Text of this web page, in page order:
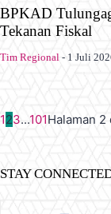
BPKAD
Tekanan Fiskal
Tim Regional - 1 Juli
123...101Halaman 2
STAY